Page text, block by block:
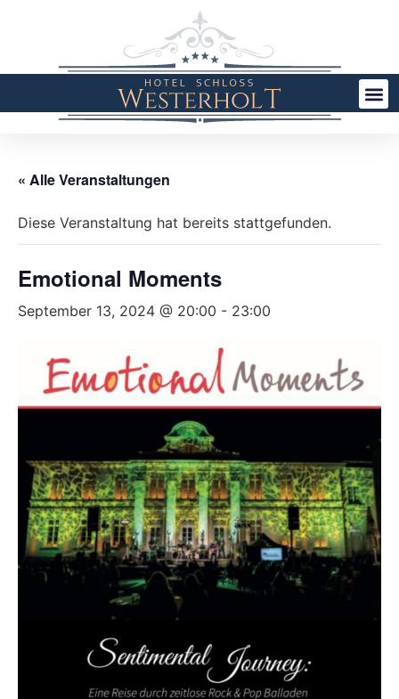
« Alle Veranstaltungen
Diese Veranstaltung hat bereits stattgefunden.
Emotional Moments
September 13, 2024 @ 20:00 - 23:00